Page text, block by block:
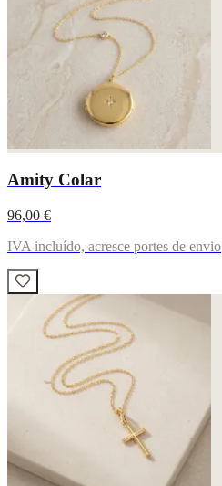
Amity Colar
96,00 €
IVA incluído, acresce portes de envio